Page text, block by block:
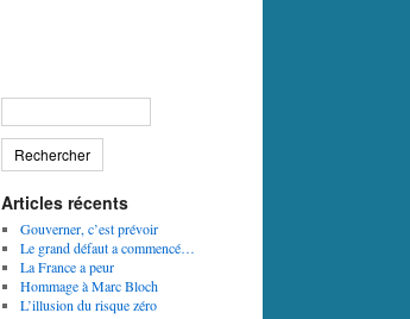
Articles récents
Gouverner, c’est prévoir
Le grand défaut a commencé…
La France a peur
Hommage à Marc Bloch
L’illusion du risque zéro